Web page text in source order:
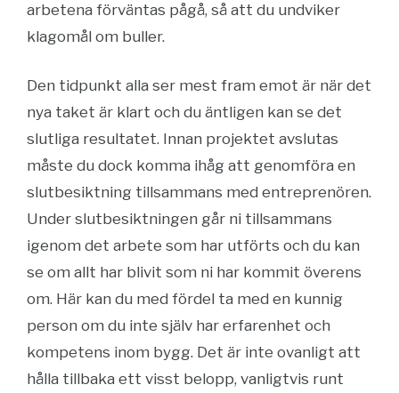
arbetena förväntas pågå, så att du undviker
klagomål om buller.
Den tidpunkt alla ser mest fram emot är när det
nya taket är klart och du äntligen kan se det
slutliga resultatet. Innan projektet avslutas
måste du dock komma ihåg att genomföra en
slutbesiktning tillsammans med entreprenören.
Under slutbesiktningen går ni tillsammans
igenom det arbete som har utförts och du kan
se om allt har blivit som ni har kommit överens
om. Här kan du med fördel ta med en kunnig
person om du inte själv har erfarenhet och
kompetens inom bygg. Det är inte ovanligt att
hålla tillbaka ett visst belopp, vanligtvis runt